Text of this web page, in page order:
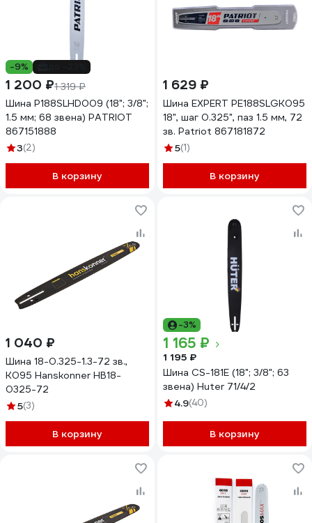
-9%
1 200 ₽1 319 ₽
Шина P188SLHD009 (18"; 3/8";
1.5 мм; 68 звена) PATRIOT
867151888
3(2)
В корзину
1 629 ₽
Шина EXPERT PE188SLGK095
18", шаг 0.325", паз 1.5 мм, 72
зв. Patriot 867181872
5(1)
В корзину
1 040 ₽
Шина 18-0.325-1.3-72 зв.,
K095 Hanskonner HB18-
0325-72
5(3)
В корзину
-3%
1 165 ₽
1 195 ₽
Шина CS-181Е (18"; 3/8"; 63
звена) Huter 71/4/2
4.9(40)
В корзину